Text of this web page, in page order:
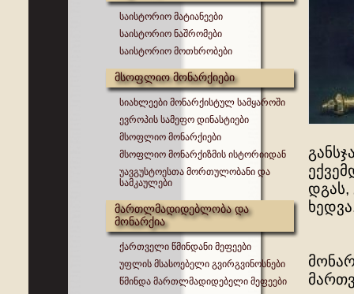
საისტორიო მატიანეები
საისტორიო ნაშრომები
საისტორიო მოთხრობები
მსოფლიო მონარქიები
სიახლეები მონარქისტულ სამყაროში
ევროპის სამეფო დინასტიები
მსოფლიო მონარქიები
მსოფლიო მონარქიზმის ისტორიიდან
უავგუსტოესთა მორთულობანი და
სამკაულები
მართლმადიდებლობა და
მონარქია
ქართველი წმინდანი მეფეები
უფლის მსასოებელი გვირგვინოსნები
წმინდა მართლმადიდებელი მეფეები